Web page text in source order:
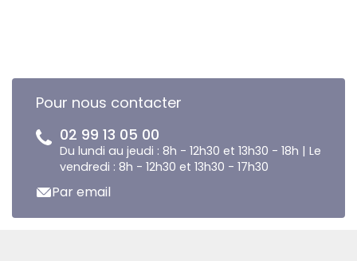
Pour nous contacter
02 99 13 05 00
Du lundi au jeudi : 8h - 12h30 et 13h30 - 18h | Le
vendredi : 8h - 12h30 et 13h30 - 17h30
Par email